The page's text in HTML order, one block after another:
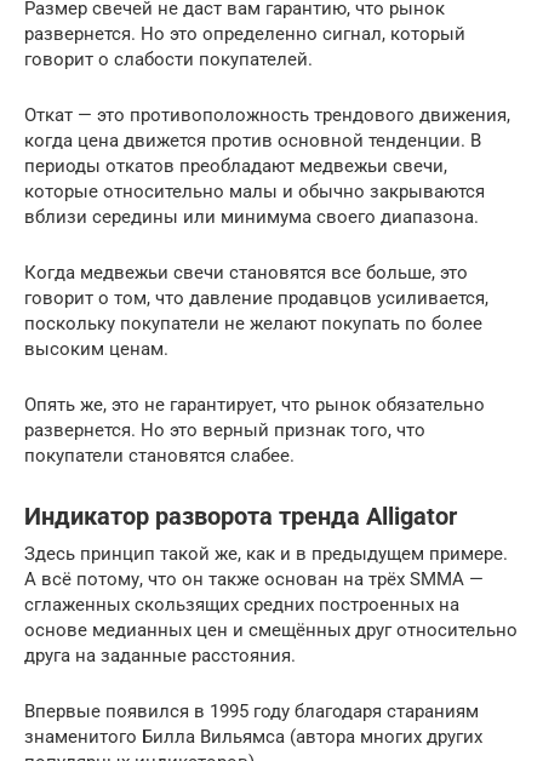
Размер свечей не даст вам гарантию, что рынок
развернется. Но это определенно сигнал, который
говорит о слабости покупателей.
Откат — это противоположность трендового движения,
когда цена движется против основной тенденции. В
периоды откатов преобладают медвежьи свечи,
которые относительно малы и обычно закрываются
вблизи середины или минимума своего диапазона.
Когда медвежьи свечи становятся все больше, это
говорит о том, что давление продавцов усиливается,
поскольку покупатели не желают покупать по более
высоким ценам.
Опять же, это не гарантирует, что рынок обязательно
развернется. Но это верный признак того, что
покупатели становятся слабее.
Индикатор разворота тренда Alligator
Здесь принцип такой же, как и в предыдущем примере.
А всё потому, что он также основан на трёх SMMA —
сглаженных скользящих средних построенных на
основе медианных цен и смещённых друг относительно
друга на заданные расстояния.
Впервые появился в 1995 году благодаря стараниям
знаменитого Билла Вильямса (автора многих других